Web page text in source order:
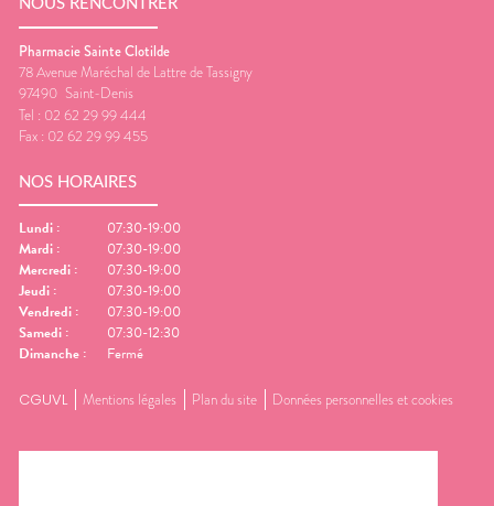
NOUS RENCONTRER
Pharmacie Sainte Clotilde
78 Avenue Maréchal de Lattre de Tassigny
97490 Saint-Denis
Tel : 02 62 29 99 444
Fax : 02 62 29 99 455
NOS HORAIRES
Lundi :
07:30-19:00
Mardi :
07:30-19:00
Mercredi :
07:30-19:00
Jeudi :
07:30-19:00
Vendredi :
07:30-19:00
Samedi :
07:30-12:30
Dimanche : Fermé
CGUVL Mentions légales Plan du site Données personnelles et cookies